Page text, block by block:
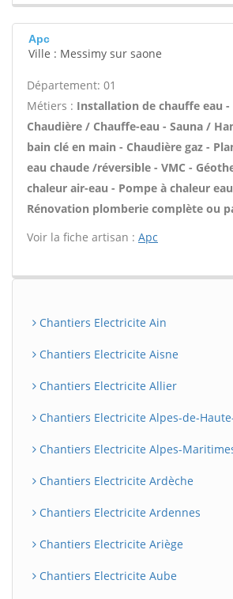
Apc
Ville : Messimy sur saone
Département: 01
Métiers : Installation de chauffe eau
Chaudière / Chauffe-eau - Sauna /
bain clé en main - Chaudière gaz -
eau chaude /réversible - VMC -
chaleur air-eau - Pompe à chaleur
Rénovation plomberie complète ou
Voir la fiche artisan : Apc
Chantiers Electricite Ain
Chantiers Electricite Aisne
Chantiers Electricite Allier
Chantiers Electricite Alpes-de-
Chantiers Electricite Alpes-
Chantiers Electricite Ardèche
Chantiers Electricite Ardennes
Chantiers Electricite Ariège
Chantiers Electricite Aube